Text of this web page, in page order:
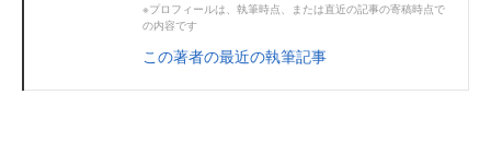
※プロフィールは、執筆時点、または直近の記事の寄稿時点で
の内容です
この著者の最近の執筆記事